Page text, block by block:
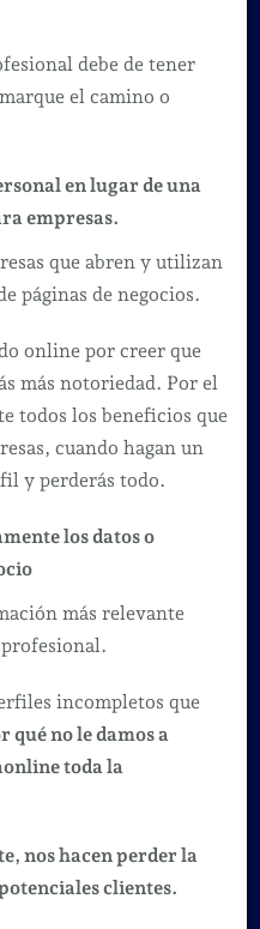
debe de tener
el camino o
en lugar de una
empresas.
que abren y utilizan
páginas de negocios.
online por creer que
más notoriedad. Por el
todos los beneficios que
cuando hagan un
y perderás todo.
los datos o
más relevante
incompletos que
qué no le damos a
toda la
nos hacen perder la
clientes.